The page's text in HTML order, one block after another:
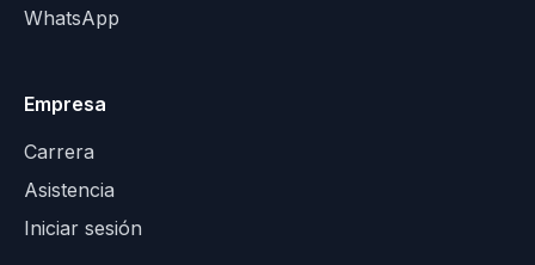
WhatsApp
Empresa
Carrera
Asistencia
Iniciar sesión